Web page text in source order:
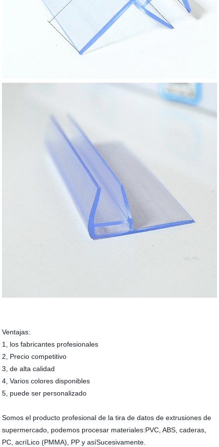
Ventajas:
1, los fabricantes profesionales
2, Precio competitivo
3, de alta calidad
4, Varios colores disponibles
5, puede ser personalizado
Somos el producto profesional de la tira de datos de extrusiones de
supermercado, podemos procesar materiales:PVC, ABS, caderas,
PC, acríLico (PMMA), PP y asíSucesivamente.